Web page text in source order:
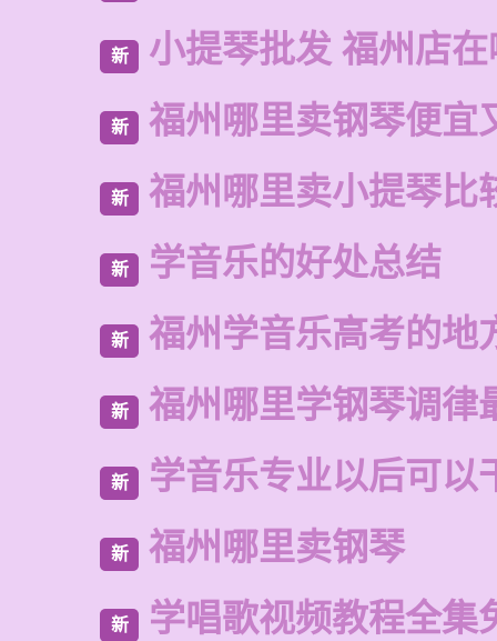
新 小提琴批发 福州店
新 福州哪里卖钢琴便宜
新 福州哪里卖小提琴比
新 学音乐的好处总结
新 福州学音乐高考的地
新 福州哪里学钢琴调律
新 学音乐专业以后可以
新 福州哪里卖钢琴
新 学唱歌视频教程全集